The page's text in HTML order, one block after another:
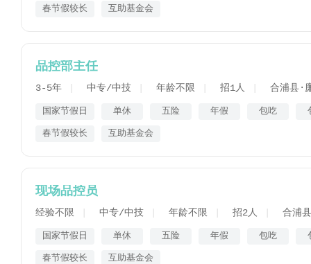
春节假较长 互助基金会
品控部主任
3-5年 中专/中技 年龄不限 招1人 合浦县·
国家节假日 单休 五险 年假 包吃
春节假较长 互助基金会
现场品控员
经验不限 中专/中技 年龄不限 招2人 合浦
国家节假日 单休 五险 年假 包吃
春节假较长 互助基金会